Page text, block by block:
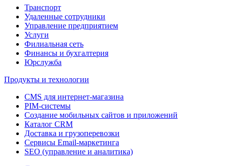
Транспорт
Удаленные сотрудники
Управление предприятием
Услуги
Филиальная сеть
Финансы и бухгалтерия
Юрслужба
Продукты и технологии
CMS для интернет-магазина
PIM-системы
Создание мобильных сайтов и приложений
Каталог CRM
Доставка и грузоперевозки
Сервисы Email-маркетинга
SEO (управление и аналитика)